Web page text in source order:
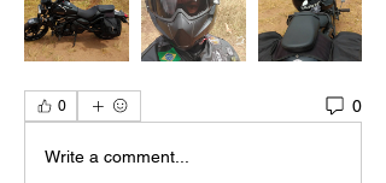
0 0
Write a comment...